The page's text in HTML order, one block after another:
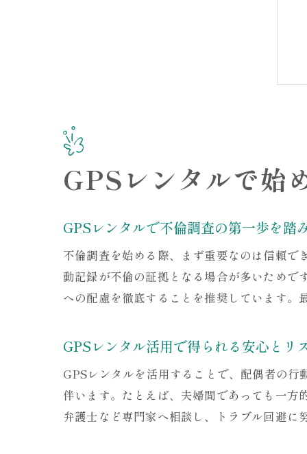
GPSレンタルで始
GPSレンタルで不倫調査の第一歩を踏
不倫調査を始める際、まず重要なのは信頼
動記録が不倫の証拠となる場合が多いため
への配慮を徹底することを推奨しています。
GPSレンタル活用で得られる安心とリ
GPSレンタルを活用することで、配偶者の
伴います。たとえば、夫婦間であっても一方
弁護士など専門家へ相談し、トラブル回避に